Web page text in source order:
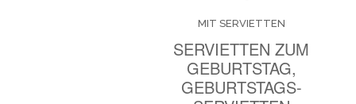
MIT SERVIETTEN
SERVIETTEN ZUM
GEBURTSTAG,
GEBURTSTAGS-